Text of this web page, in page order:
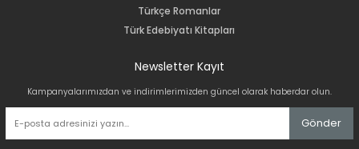
Türkçe Romanlar
Türk Edebiyatı Kitapları
Newsletter Kayıt
Kampanyalarımızdan ve indirimlerimizden güncel olarak haberdar olun.
Gönder